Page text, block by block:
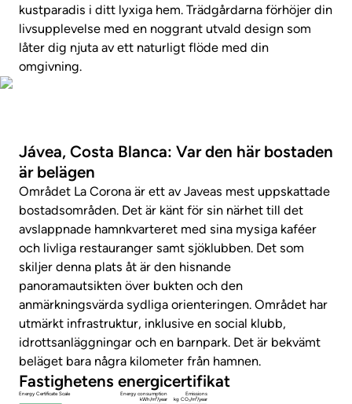
kustparadis i ditt lyxiga hem. Trädgårdarna förhöjer din
livsupplevelse med en noggrant utvald design som
låter dig njuta av ett naturligt flöde med din
omgivning.
Jávea, Costa Blanca: Var den här bostaden
är belägen
Området La Corona är ett av Javeas mest uppskattade
bostadsområden. Det är känt för sin närhet till det
avslappnade hamnkvarteret med sina mysiga kaféer
och livliga restauranger samt sjöklubben. Det som
skiljer denna plats åt är den hisnande
panoramautsikten över bukten och den
anmärkningsvärda sydliga orienteringen. Området har
utmärkt infrastruktur, inklusive en social klubb,
idrottsanläggningar och en barnpark. Det är bekvämt
beläget bara några kilometer från hamnen.
Fastighetens energicertifikat
Energy Certificate Scale
Energy consumption
kWh/m²/year
Emissions
kg CO₂/m²/year